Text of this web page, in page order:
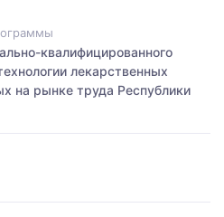
квалифицированного
лекарственных
на рынке труда Республики